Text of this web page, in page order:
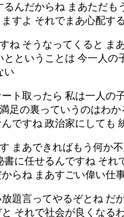
んだからね まあただ
すよ それでまあ心配す
そうなってくると
ということは 今一人
い
ト取ったら 私は一人
の裏っていうのはわ
ですね 政治家にしても
まあできればもう何か
に任せるんですね そ
らね まあすごい偉い仕
題言ってやるぞとね
それで社会が良くな